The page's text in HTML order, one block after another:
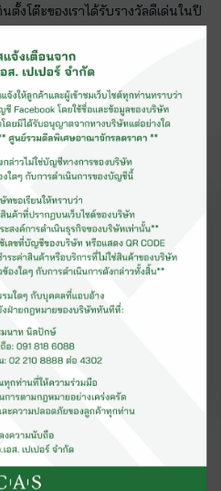
โต๊ะของเราได้รับรางวัลดีเด่นในปี
าษทิชชู ซี. เอ. เอส.